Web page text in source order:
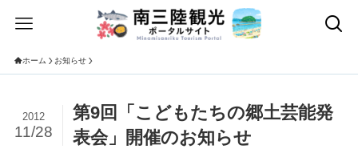
ホーム お知らせ
第9回「こどもたちの郷土芸能発
表会」開催のお知らせ
2012
11/28